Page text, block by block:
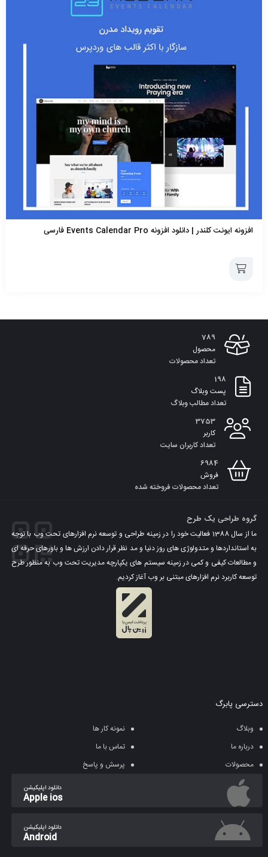
افزونه ایونت کلندر | دانلود افزونه Events Calendar Pro فارسی
به
سبد
789
محصول
تعداد محصولات
198
پست وبلاگ
تعداد مطالب وبلاگ
3753
کاربر
تعداد کاربران سایت
6984
فروش
تعداد محصولات فروخته شده
گروه طراحی یک طرح
ما از سال 1388 فعالیت خود را در زمینه طراحی و توسعه نرم افزارهای تحت وب با توجه
به استانداردها و متدولوژی های روز دنیا و مد نظر قرار دادن ارزش ها و باورهای حرفه ای
و مطالعات کیفی و کمی در زمینه سیستم های یکپارچه مدیریت تحت وب به منظور طرح
توسعه کاربرد نرم افزارهای مبتنی بر وب آغاز کردیم.
دسترسی پابرگ
وبلاگ
نمونه کار ها
درباره ما
تماس با ما
محصولات
پرسش و پاسخ
دانلود اپلیکیشن
Apple ios
دانلود اپلیکیشن
Android